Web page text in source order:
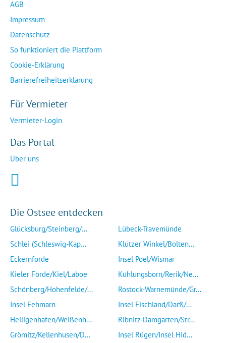
AGB
Impressum
Datenschutz
So funktioniert die Plattform
Cookie-Erklärung
Barrierefreiheitserklärung
Für Vermieter
Vermieter-Login
Das Portal
Über uns
Die Ostsee entdecken
Glücksburg/Steinberg/...
Schlei (Schleswig-Kap...
Eckernförde
Kieler Förde/Kiel/Laboe
Schönberg/Hohenfelde/...
Insel Fehmarn
Heiligenhafen/Weißenh...
Grömitz/Kellenhusen/D...
Lübeck-Travemünde
Klützer Winkel/Bolten...
Insel Poel/Wismar
Kühlungsborn/Rerik/Ne...
Rostock-Warnemünde/Gr...
Insel Fischland/Darß/...
Ribnitz-Damgarten/Str...
Insel Rügen/Insel Hid...